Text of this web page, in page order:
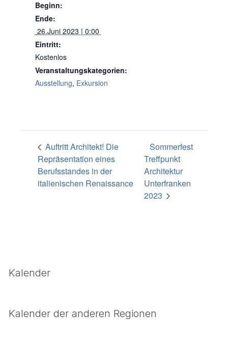
Beginn:
Ende:
26.Juni 2023 | 0:00
Eintritt:
Kostenlos
Veranstaltungskategorien:
Ausstellung, Exkursion
Auftritt Architekt! Die
Repräsentation eines
Berufsstandes in der
italienischen Renaissance
Sommerfest
Treffpunkt
Architektur
Unterfranken
2023
Kalender
Kalender der anderen Regionen